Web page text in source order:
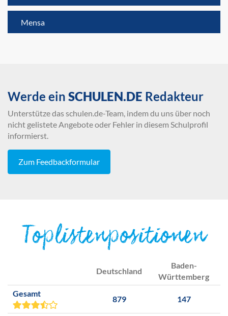
Mensa
Werde ein SCHULEN.DE Redakteur
Unterstütze das schulen.de-Team, indem du uns über noch
nicht gelistete Angebote oder Fehler in diesem Schulprofil
informierst.
Zum Feedbackformular
Toplistenpositionen
Deutschland
Baden-
Württemberg
Gesamt
879 147